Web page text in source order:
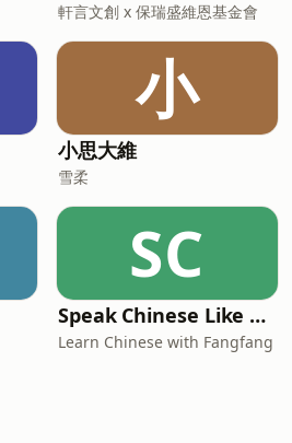
軒言文創 x 保瑞盛維恩基金會
小
小思大維
雪柔
SC
Speak Chinese Like A Taiwanese Local
Learn Chinese with Fangfang